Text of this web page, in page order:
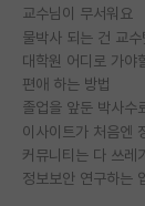
교수님이 무서워요
물박사 되는 건 교
대학원 어디로 가야
편애 하는 방법
졸업을 앞둔 박사수
이사이트가 처음엔
커뮤니티는 다 쓰레